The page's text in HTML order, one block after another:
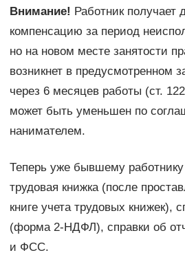
Внимание! Работник получает
компенсацию за период
но на новом месте занятости
возникнет в предусмотренном
через 6 месяцев работы (ст.
может быть уменьшен по
нанимателем.
Теперь уже бывшему работнику
трудовая книжка (после
книге учета трудовых книжек),
(форма 2-НДФЛ), справки об
и ФСС.